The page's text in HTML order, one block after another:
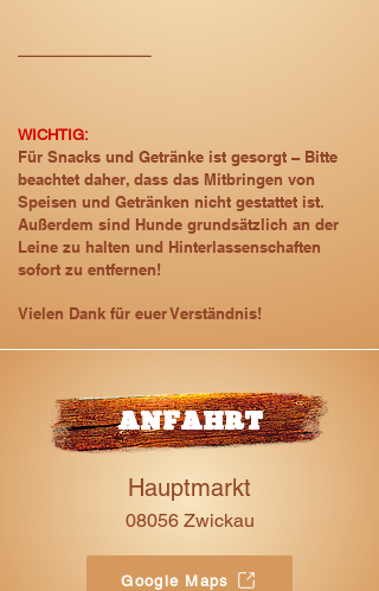
WICHTIG:
Für Snacks und Getränke ist gesorgt – Bitte
beachtet daher, dass das Mitbringen von
Speisen und Getränken nicht gestattet ist.
Außerdem sind Hunde grundsätzlich an der
Leine zu halten und Hinterlassenschaften
sofort zu entfernen!
Vielen Dank für euer Verständnis!
ANFAHRT
Hauptmarkt
08056 Zwickau
Google Maps